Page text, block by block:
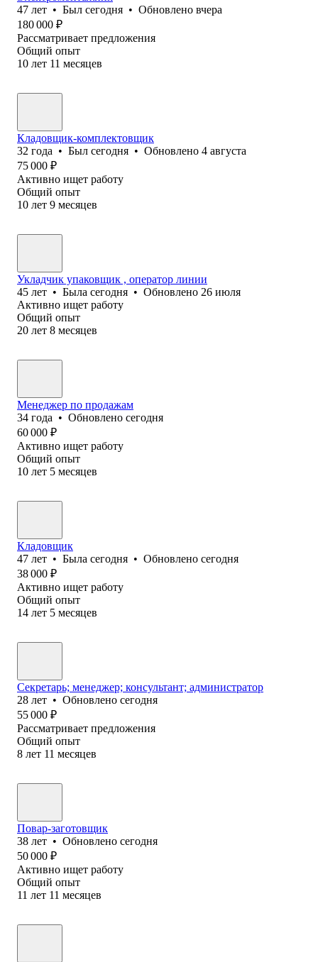
47 лет • Был сегодня • Обновлено вчера
180 000 ₽
Рассматривает предложения
Общий опыт
10 лет 11 месяцев
Кладовщик-комплектовщик
32 года • Был сегодня • Обновлено 4 августа
75 000 ₽
Активно ищет работу
Общий опыт
10 лет 9 месяцев
Укладчик упаковщик , оператор линии
45 лет • Была сегодня • Обновлено 26 июля
Активно ищет работу
Общий опыт
20 лет 8 месяцев
Менеджер по продажам
34 года • Обновлено сегодня
60 000 ₽
Активно ищет работу
Общий опыт
10 лет 5 месяцев
Кладовщик
47 лет • Была сегодня • Обновлено сегодня
38 000 ₽
Активно ищет работу
Общий опыт
14 лет 5 месяцев
Секретарь; менеджер; консультант; администратор
28 лет • Обновлено сегодня
55 000 ₽
Рассматривает предложения
Общий опыт
8 лет 11 месяцев
Повар-заготовщик
38 лет • Обновлено сегодня
50 000 ₽
Активно ищет работу
Общий опыт
11 лет 11 месяцев